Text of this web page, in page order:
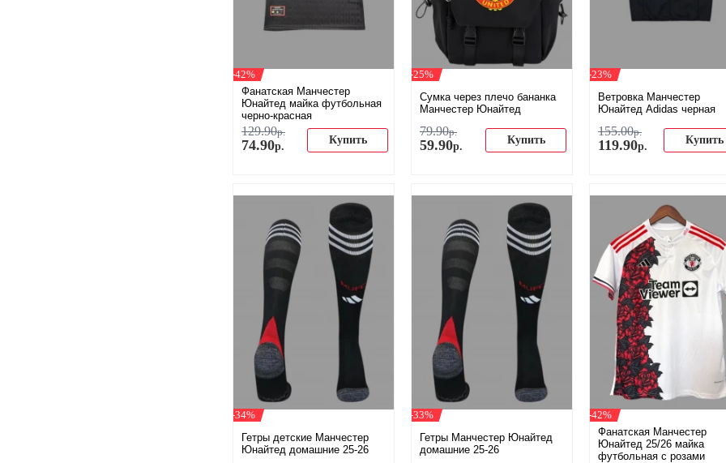
-42%
Фанатская Манчестер
Юнайтед майка футбольная
черно-красная
129.90р.
74.90р. Купить
-25%
Сумка через плечо бананка
Манчестер Юнайтед
79.90р.
59.90р. Купить
-23%
Ветровка Манчестер
Юнайтед Adidas черная
155.00р.
119.90р. Купить
-34%
Гетры детские Манчестер
Юнайтед домашние 25-26
-33%
Гетры Манчестер Юнайтед
домашние 25-26
-42%
Фанатская Манчестер
Юнайтед 25/26 майка
футбольная с розами